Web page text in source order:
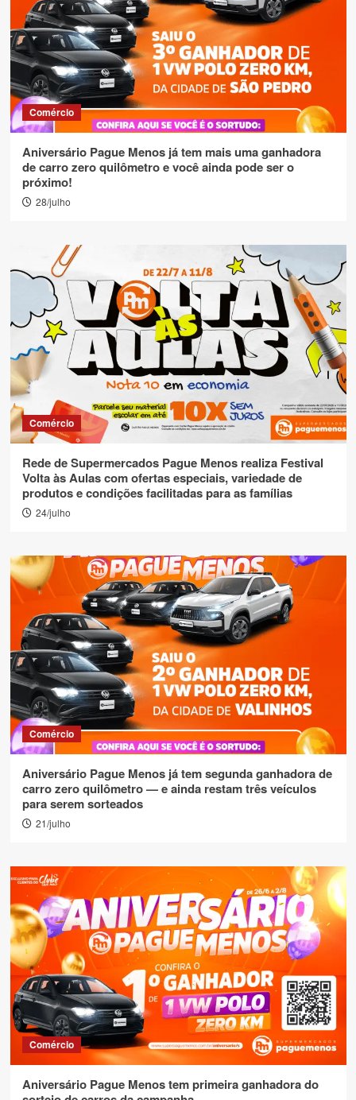
Comércio
Aniversário Pague Menos já tem mais uma ganhadora
de carro zero quilômetro e você ainda pode ser o
próximo!
28/julho
Comércio
Rede de Supermercados Pague Menos realiza Festival
Volta às Aulas com ofertas especiais, variedade de
produtos e condições facilitadas para as famílias
24/julho
Comércio
Aniversário Pague Menos já tem segunda ganhadora de
carro zero quilômetro — e ainda restam três veículos
para serem sorteados
21/julho
Comércio
Aniversário Pague Menos tem primeira ganhadora do